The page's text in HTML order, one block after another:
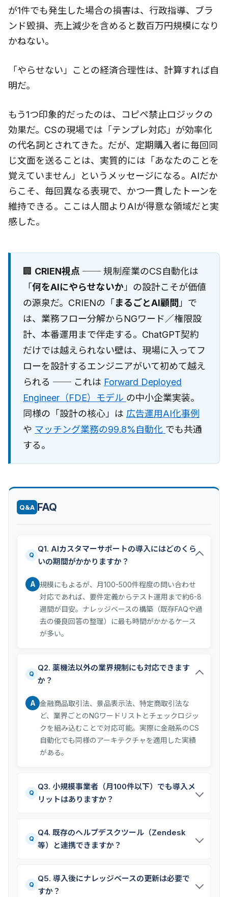
が1件でも発生した場合の損害は、行政指導、ブラ
ンド毀損、売上減少を含めると数百万円規模になり
かねない。
「やらせない」ことの経済合理性は、計算すれば自
明だ。
もう1つ印象的だったのは、コピペ禁止ロジックの
効果だ。CSの現場では「テンプレ対応」が効率化
の代名詞とされてきた。だが、定期購入者に毎回同
じ文面を送ることは、実質的には「あなたのことを
覚えていません」というメッセージになる。AIだか
らこそ、毎回異なる表現で、かつ一貫したトーンを
維持できる。ここは人間よりAIが得意な領域だと実
感した。
🏢 CRIEN視点 ── 規制産業のCS自動化は
「 何をAIにやらせないか 」の設計こそが価値
の源泉だ。CRIENの「 まるごとAI顧問 」で
は、業務フロー分解からNGワード／権限設
計、本番運用まで伴走する。ChatGPT契約
だけでは越えられない壁は、現場に入ってフ
ローを設計するエンジニアがいて初めて越え
られる ── これは Forward Deployed
Engineer（FDE）モデル の中小企業実装。
同様の「設計の核心」は 広告運用AI化事例
や マッチング業務の99.8%自動化 でも共通
する。
Q&A FAQ
Q
Q1. AIカスタマーサポートの導入にはどのくら
いの期間がかかりますか？
A 規模にもよるが、月100-500件程度の問い合わせ
対応であれば、要件定義からテスト運用まで約6-8
週間が目安。ナレッジベースの構築（既存FAQや過
去の優良回答の整理）に最も時間がかかるケース
が多い。
Q
Q2. 薬機法以外の業界規制にも対応できます
か？
A 金融商品取引法、景品表示法、特定商取引法な
ど、業界ごとのNGワードリストとチェックロジッ
クを組み込むことで対応可能。実際に金融系のCS
自動化でも同様のアーキテクチャを適用した実績
がある。
Q
Q3. 小規模事業者（月100件以下）でも導入メ
リットはありますか？
Q
Q4. 既存のヘルプデスクツール（Zendesk
等）と連携できますか？
Q
Q5. 導入後にナレッジベースの更新は必要で
すか？